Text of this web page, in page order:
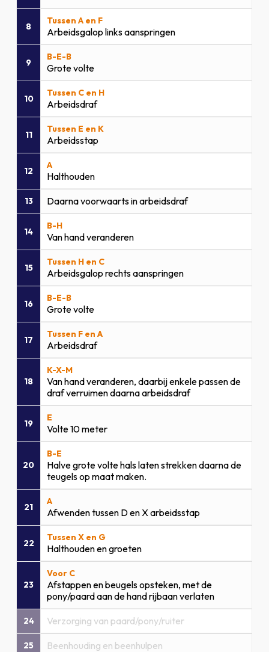
8
Tussen A en F
Arbeidsgalop links aanspringen
9
B-E-B
Grote volte
10
Tussen C en H
Arbeidsdraf
11
Tussen E en K
Arbeidsstap
12
A
Halthouden
13 Daarna voorwaarts in arbeidsdraf
14
B-H
Van hand veranderen
15
Tussen H en C
Arbeidsgalop rechts aanspringen
16
B-E-B
Grote volte
17
Tussen F en A
Arbeidsdraf
18
K-X-M
Van hand veranderen, daarbij enkele passen de
draf verruimen daarna arbeidsdraf
19
E
Volte 10 meter
20
B-E
Halve grote volte hals laten strekken daarna de
teugels op maat maken.
21
A
Afwenden tussen D en X arbeidsstap
22
Tussen X en G
Halthouden en groeten
23
Voor C
Afstappen en beugels opsteken, met de
pony/paard aan de hand rijbaan verlaten
24 Verzorging van paard/pony/ruiter
25 Beenhouding en beenhulpen